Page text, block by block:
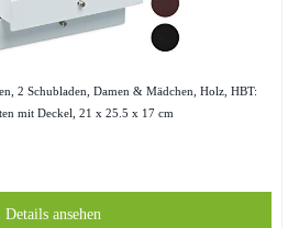
2 Schubladen, Damen & Mädchen, Holz, HBT:
mit Deckel, 21 x 25.5 x 17 cm
Details ansehen